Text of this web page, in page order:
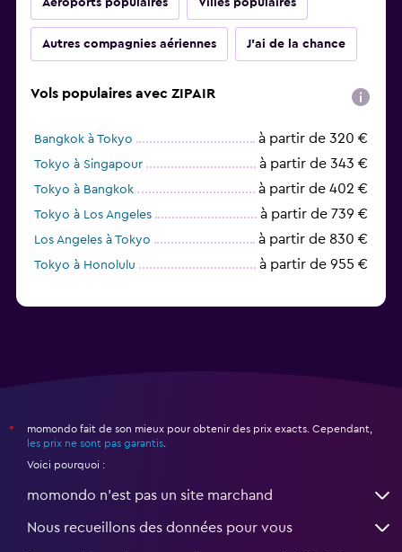
Aéroports populaires Villes populaires
Autres compagnies aériennes J'ai de la chance
Vols populaires avec ZIPAIR
Bangkok à Tokyo à partir de 320 €
Tokyo à Singapour à partir de 343 €
Tokyo à Bangkok à partir de 402 €
Tokyo à Los Angeles à partir de 739 €
Los Angeles à Tokyo à partir de 830 €
Tokyo à Honolulu à partir de 955 €
*
momondo fait de son mieux pour obtenir des prix exacts. Cependant,
les prix ne sont pas garantis
Voici pourquoi :
momondo n'est pas un site marchand
Nous recueillons des données pour vous